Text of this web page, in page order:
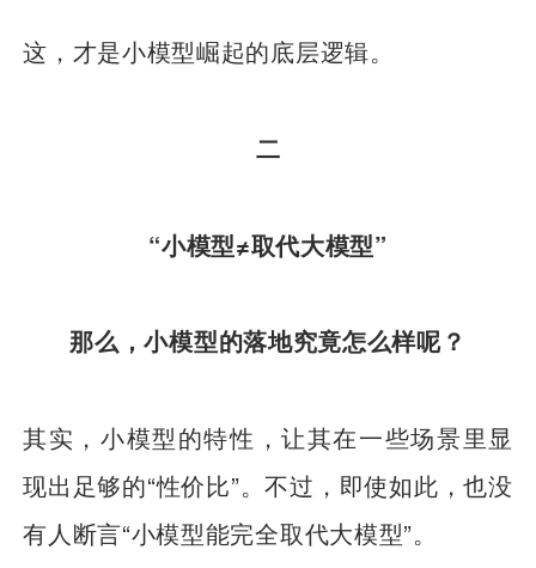
这，才是小模型崛起的底层逻辑。
二
“小模型≠取代大模型”
那么，小模型的落地究竟怎么样呢？
其实，小模型的特性，让其在一些场景里显
现出足够的“性价比”。不过，即使如此，也没
有人断言“小模型能完全取代大模型”。